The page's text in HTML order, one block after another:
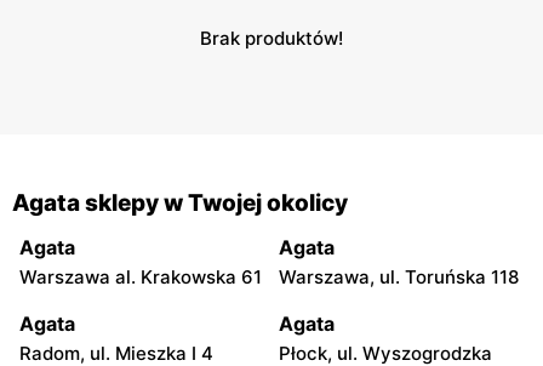
Brak produktów!
Agata sklepy w Twojej okolicy
Agata
Warszawa al. Krakowska 61
Agata
Warszawa, ul. Toruńska 118
Agata
Radom, ul. Mieszka I 4
Agata
Płock, ul. Wyszogrodzka